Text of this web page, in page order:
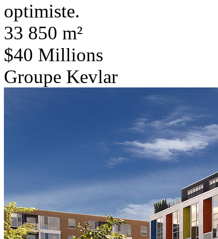
optimiste.
33 850 m²
$40 Millions
Groupe Kevlar